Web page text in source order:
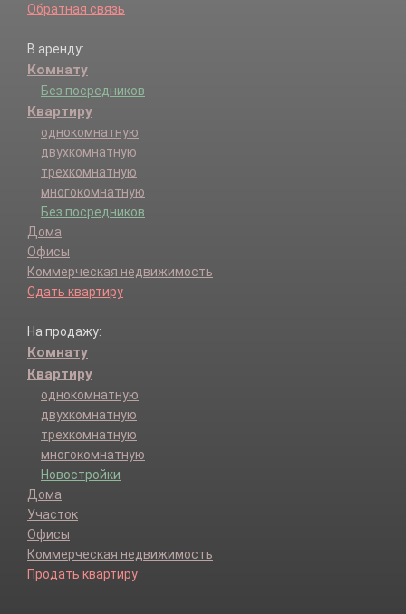
Обратная связь
В аренду:
Комнату
Без посредников
Квартиру
однокомнатную
двухкомнатную
трехкомнатную
многокомнатную
Без посредников
Дома
Офисы
Коммерческая недвижимость
Сдать квартиру
На продажу:
Комнату
Квартиру
однокомнатную
двухкомнатную
трехкомнатную
многокомнатную
Новостройки
Дома
Участок
Офисы
Коммерческая недвижимость
Продать квартиру